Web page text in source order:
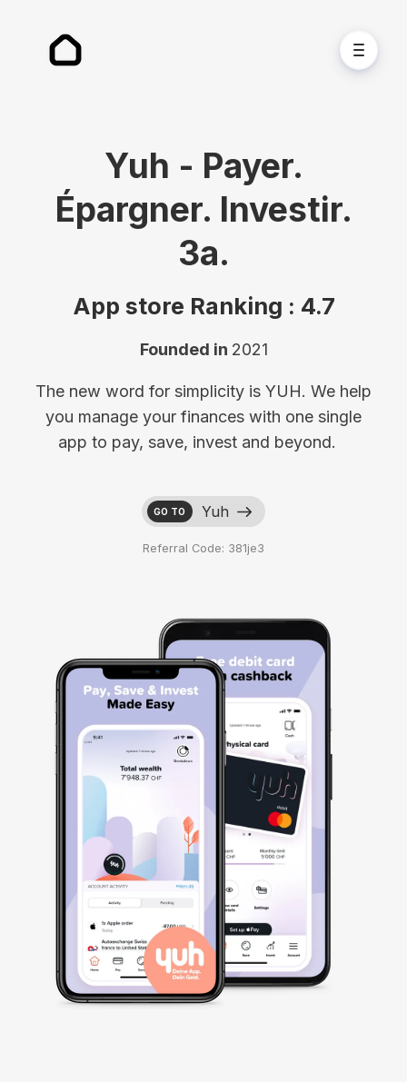
Yuh - Payer.
Épargner. Investir.
3a.
App store Ranking : 4.7
Founded in 2021
The new word for simplicity is YUH. We help
you manage your finances with one single
app to pay, save, invest and beyond.
GO TO Yuh
Referral Code: 381je3